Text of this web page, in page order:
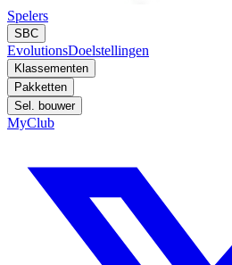
Spelers
SBC
EvolutionsDoelstellingen
Klassementen
Pakketten
Sel. bouwer
MyClub